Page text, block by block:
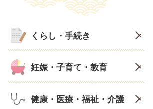
くらし・手続き
妊娠・子育て・教育
健康・医療・福祉・介護